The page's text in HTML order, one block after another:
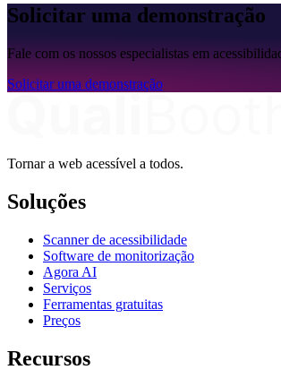
Solicitar uma demonstração
Fale com os nossos especialistas em
Solicitar uma demonstração
Tornar a web acessível a todos.
Soluções
Scanner de acessibilidade
Software de monitorização
Agora AI
Serviços
Ferramentas gratuitas
Preços
Recursos